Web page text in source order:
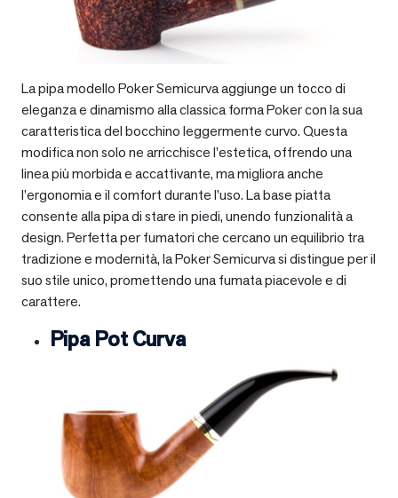
La pipa modello Poker Semicurva aggiunge un tocco di
eleganza e dinamismo alla classica forma Poker con la sua
caratteristica del bocchino leggermente curvo. Questa
modifica non solo ne arricchisce l’estetica, offrendo una
linea più morbida e accattivante, ma migliora anche
l’ergonomia e il comfort durante l’uso. La base piatta
consente alla pipa di stare in piedi, unendo funzionalità a
design. Perfetta per fumatori che cercano un equilibrio tra
tradizione e modernità, la Poker Semicurva si distingue per il
suo stile unico, promettendo una fumata piacevole e di
carattere.
Pipa Pot Curva